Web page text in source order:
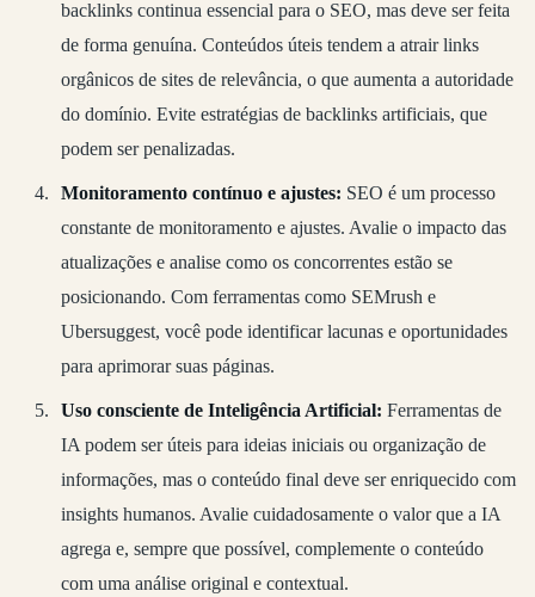
backlinks continua essencial para o SEO, mas deve ser feita
de forma genuína. Conteúdos úteis tendem a atrair links
orgânicos de sites de relevância, o que aumenta a autoridade
do domínio. Evite estratégias de backlinks artificiais, que
podem ser penalizadas.
Monitoramento contínuo e ajustes: SEO é um processo
constante de monitoramento e ajustes. Avalie o impacto das
atualizações e analise como os concorrentes estão se
posicionando. Com ferramentas como SEMrush e
Ubersuggest, você pode identificar lacunas e oportunidades
para aprimorar suas páginas.
Uso consciente de Inteligência Artificial: Ferramentas de
IA podem ser úteis para ideias iniciais ou organização de
informações, mas o conteúdo final deve ser enriquecido com
insights humanos. Avalie cuidadosamente o valor que a IA
agrega e, sempre que possível, complemente o conteúdo
com uma análise original e contextual.